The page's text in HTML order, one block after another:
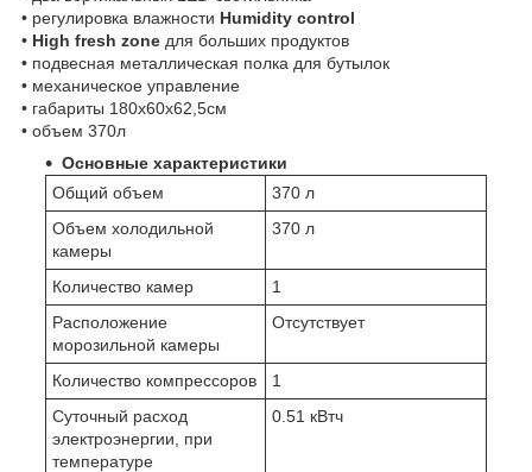
• регулировка влажности Humidity control
• High fresh zone для больших продуктов
• подвесная металлическая полка для бутылок
• механическое управление
• габариты 180x60x62,5см
• объем 370л
Основные характеристики
Общий объем
370 л
Объем холодильной
камеры
370 л
Количество камер
1
Расположение
морозильной камеры
Отсутствует
Количество компрессоров
1
Суточный расход
электроэнергии, при
температуре
0.51 кВтч